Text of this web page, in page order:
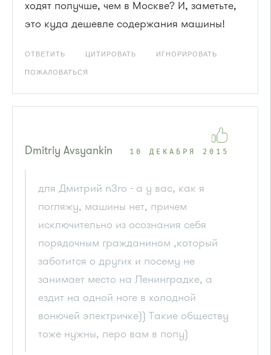
ходят получше, чем в Москве? И, заметьте,
это куда дешевле содержания машины!
ОТВЕТИТЬ ЦИТИРОВАТЬ ИГНОРИРОВАТЬ
ПОЖАЛОВАТЬСЯ
Dmitriy Avsyankin 10 ДЕКАБРЯ 2015
для Дмитрий n3ro - а у вас, как я
погляжу, машины нет, причем
исключительно из осознания себя
порядочным гражданином ,который
заботится о других и посему не
занимает место на Ленинградке, а
ездит на одной ноге в холодной
вонючей электричке)) Такие обществу
тоже нужны, перо вам в попу)